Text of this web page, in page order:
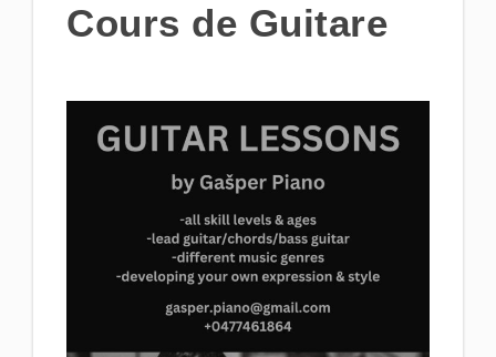
Cours de Guitare